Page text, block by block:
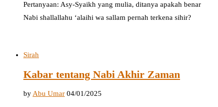
Pertanyaan: Asy-Syaikh yang mulia, ditanya apakah benar
Nabi shallallahu ‘alaihi wa sallam pernah terkena sihir?
Sirah
Kabar tentang Nabi Akhir Zaman
byAbu Umar 04/01/2025